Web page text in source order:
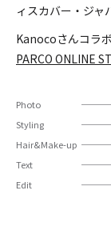
ィスカバー・ジャ
Kanocoさんコラ
PARCO ONLINE
Photo
Styling
Hair&Make-up
Text
Edit